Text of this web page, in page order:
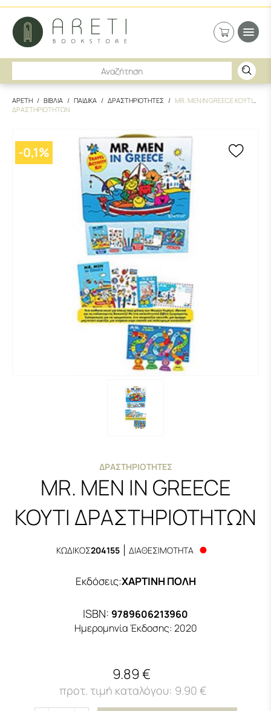
ΑΡΕΤΗ ΒΙΒΛΙΑ ΠΑΙΔΙΚΑ ΔΡΑΣΤΗΡΙΟΤΗΤΕΣ
MR. MEN IN GREECE ΚΟΥΤΙ
ΔΡΑΣΤΗΡΙΟΤΗΤΩΝ
-0,1%
ΔΡΑΣΤΗΡΙΌΤΗΤΕΣ
MR. MEN IN GREECE
ΚΟΥΤΙ ΔΡΑΣΤΗΡΙΟΤΗΤΩΝ
ΚΩΔΙΚΟΣ204155 ΔΙΑΘΕΣΙΜΟΤΗΤΑ
Εκδόσεις:ΧΑΡΤΙΝΗ ΠΟΛΗ
ISBN: 9789606213960
Ημερομηνία Έκδοσης: 2020
9.89 €
9.90 €